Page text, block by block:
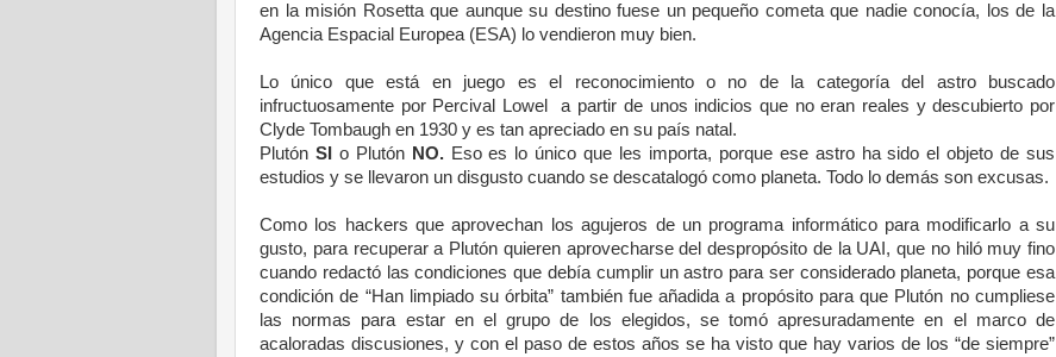
en la misión Rosetta que aunque su destino fuese un pequeño cometa que nadie conocía, los de la
Agencia Espacial Europea (ESA) lo vendieron muy bien.
Lo único que está en juego es el reconocimiento o no de la categoría del astro buscado
infructuosamente por Percival Lowel a partir de unos indicios que no eran reales y descubierto por
Clyde Tombaugh en 1930 y es tan apreciado en su país natal.
Plutón SI o Plutón NO.Eso es lo único que les importa, porque ese astro ha sido el objeto de sus
estudios y se llevaron un disgusto cuando se descatalogó como planeta. Todo lo demás son excusas.
Como los hackers que aprovechan los agujeros de un programa informático para modificarlo a su
gusto, para recuperar a Plutón quieren aprovecharse del despropósito de la UAI , que no hiló muy fino
cuando redactó las condiciones que debía cumplir un astro para ser considerado planeta, porque esa
condición de “Han limpiado su órbita” también fue añadida a propósito para que Plutón no cumpliese
las normas para estar en el grupo de los elegidos, se tomó apresuradamente en el marco de
acaloradas discusiones, y con el paso de estos años se ha visto que hay varios de los “de siempre”